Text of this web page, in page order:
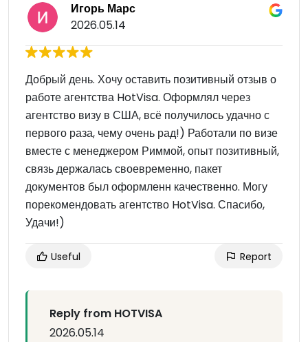
Игорь Марс
2026.05.14
Добрый день. Хочу оставить позитивный отзыв о
работе агентства HotVisa. Оформлял через
агентство визу в США, всё получилось удачно с
первого раза, чему очень рад!) Работали по визе
вместе с менеджером Риммой, опыт позитивный,
связь держалась своевременно, пакет
документов был оформленн качественно. Могу
порекомендовать агентство HotVisa. Спасибо,
Удачи!)
Useful Report
Reply from HOTVISA
2026.05.14